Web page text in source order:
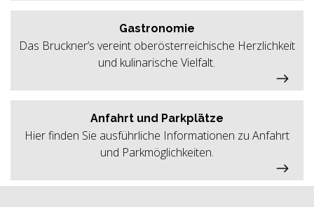
Gastronomie
Das Bruckner’s vereint oberösterreichische Herzlichkeit
und kulinarische Vielfalt.
Anfahrt und Parkplätze
Hier finden Sie ausführliche Informationen zu Anfahrt
und Parkmöglichkeiten.